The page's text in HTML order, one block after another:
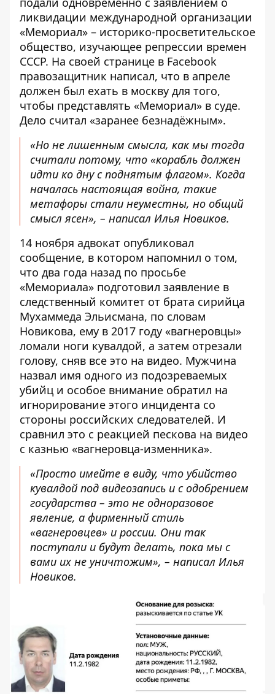
ликвидации международной организации
«Мемориал» – историко-просветительское
общество, изучающее репрессии времен
СССР. На своей странице в Facebook
правозащитник написал, что в апреле
должен был ехать в москву для того,
чтобы представлять «Мемориал» в суде.
Дело считал «заранее безнадёжным».
«Но не лишенным смысла, как мы тогда
считали потому, что «корабль должен
идти ко дну с поднятым флагом». Когда
началась настоящая война, такие
метафоры стали неуместны, но общий
смысл ясен», – написал Илья Новиков.
14 ноября адвокат опубликовал
сообщение, в котором напомнил о том,
что два года назад по просьбе
«Мемориала» подготовил заявление в
следственный комитет от брата сирийца
Мухаммеда Эльисмана, по словам
Новикова, ему в 2017 году «вагнеровцы»
ломали ноги кувалдой, а затем отрезали
голову, сняв все это на видео. Мужчина
назвал имя одного из подозреваемых
убийц и особое внимание обратил на
игнорирование этого инцидента со
стороны российских следователей. И
сравнил это с реакцией пескова на видео
с казнью «вагнеровца-изменника».
«Просто имейте в виду, что убийство
кувалдой под видеозапись и с одобрением
государства – это не одноразовое
явление, а фирменный стиль
«вагнеровцев» и россии. Они так
поступали и будут делать, пока мы с
вами их не уничтожим», – написал Илья
Новиков.